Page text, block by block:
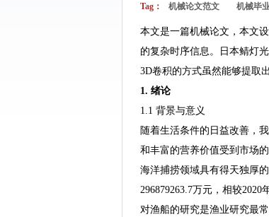
Tag： 机械论文范文 机械毕
本文是一篇机械论文，本文
的复杂时序信息。日本鲭灯
3D卷积的方式虽然能够提取
1. 绪论
1.1 背景与意义
随着生活条件的日益改善，
和丰富的营养价值受到市场
海洋捕捞领域具有得天独厚
296879263.7万元，相较
对渔船的研究是渔业研究最